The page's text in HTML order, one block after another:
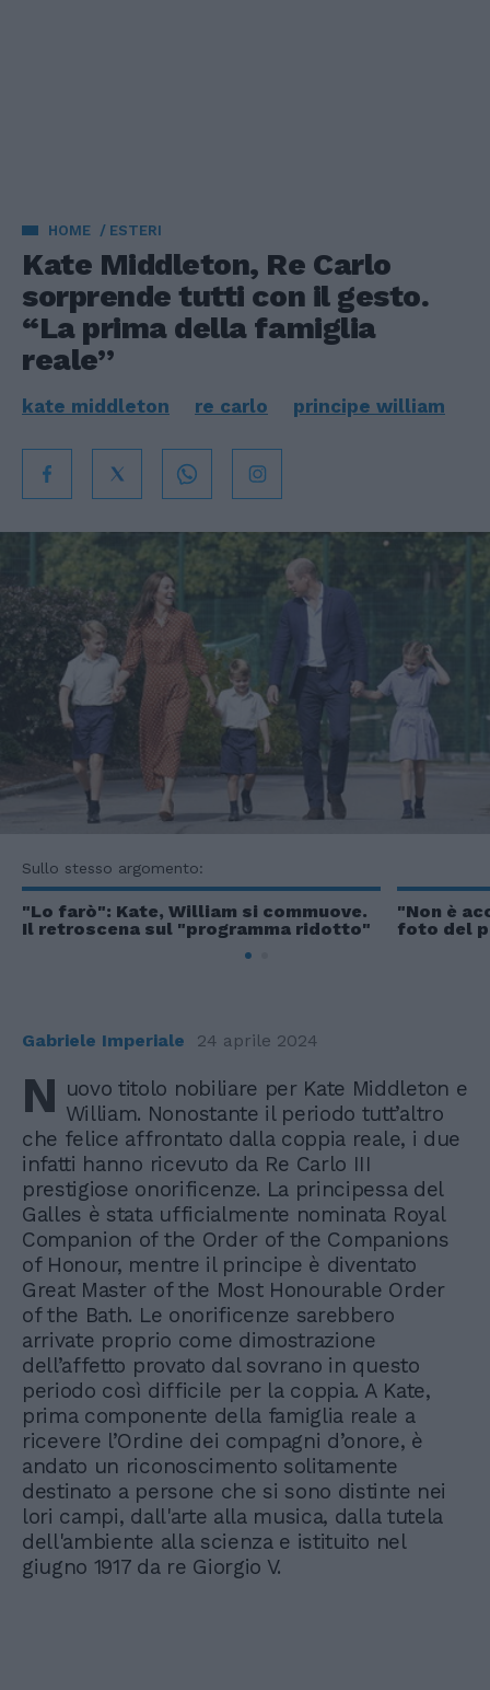
HOME ESTERI
Kate Middleton, Re Carlo
sorprende tutti con il gesto.
“La prima della famiglia
reale”
kate middleton re carlo principe william
Sullo stesso argomento:
"Lo farò": Kate, William si commuove.
Il retroscena sul "programma ridotto"
"Non è
foto del
Gabriele Imperiale 24 aprile 2024
N uovo titolo nobiliare per Kate Middleton e
William. Nonostante il periodo tutt’altro
che felice affrontato dalla coppia reale, i due
infatti hanno ricevuto da Re Carlo III
prestigiose onorificenze. La principessa del
Galles è stata ufficialmente nominata Royal
Companion of the Order of the Companions
of Honour, mentre il principe è diventato
Great Master of the Most Honourable Order
of the Bath. Le onorificenze sarebbero
arrivate proprio come dimostrazione
dell’affetto provato dal sovrano in questo
periodo così difficile per la coppia. A Kate,
prima componente della famiglia reale a
ricevere l’Ordine dei compagni d’onore, è
andato un riconoscimento solitamente
destinato a persone che si sono distinte nei
lori campi, dall'arte alla musica, dalla tutela
dell'ambiente alla scienza e istituito nel
giugno 1917 da re Giorgio V.